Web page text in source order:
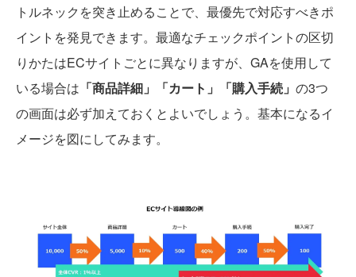
トルネックを突き止めることで、最優先で対応すべきポ
イントを発見できます。最適なチェックポイントの区切
りかたはECサイトごとに異なりますが、GAを使用して
いる場合は 「商品詳細」「カート」「購入手続」 の3つ
の画面は必ず加えておくとよいでしょう。基本になるイ
メージを図にしてみます。